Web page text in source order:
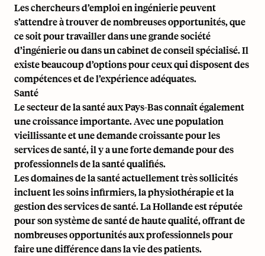
Les chercheurs d’emploi en ingénierie peuvent
s’attendre à trouver de nombreuses opportunités, que
ce soit pour travailler dans une grande société
d’ingénierie ou dans un cabinet de conseil spécialisé. Il
existe beaucoup d’options pour ceux qui disposent des
compétences et de l’expérience adéquates.
Santé
Le secteur de la santé aux Pays-Bas connaît également
une croissance importante. Avec une population
vieillissante et une demande croissante pour les
services de santé, il y a une forte demande pour des
professionnels de la santé qualifiés.
Les domaines de la santé actuellement très sollicités
incluent les soins infirmiers, la physiothérapie et la
gestion des services de santé. La Hollande est réputée
pour son système de santé de haute qualité, offrant de
nombreuses opportunités aux professionnels pour
faire une différence dans la vie des patients.